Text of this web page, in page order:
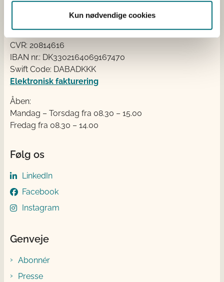
Kun nødvendige cookies
mail@sgav.dk
EAN: 5798000893016
CVR: 20814616
IBAN nr.: DK3302164069167470
Swift Code: DABADKKK
Elektronisk fakturering
Åben:
Mandag – Torsdag fra 08.30 – 15.00
Fredag fra 08.30 – 14.00
Følg os
LinkedIn
Facebook
Instagram
Genveje
Abonnér
Presse